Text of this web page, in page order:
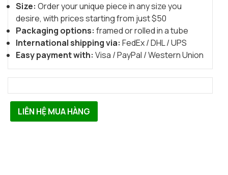
Size: Order your unique piece in any size you
desire, with prices starting from just $50
Packaging options: framed or rolled in a tube
International shipping via: FedEx / DHL / UPS
Easy payment with: Visa / PayPal / Western Union
LIÊN HỆ MUA HÀNG